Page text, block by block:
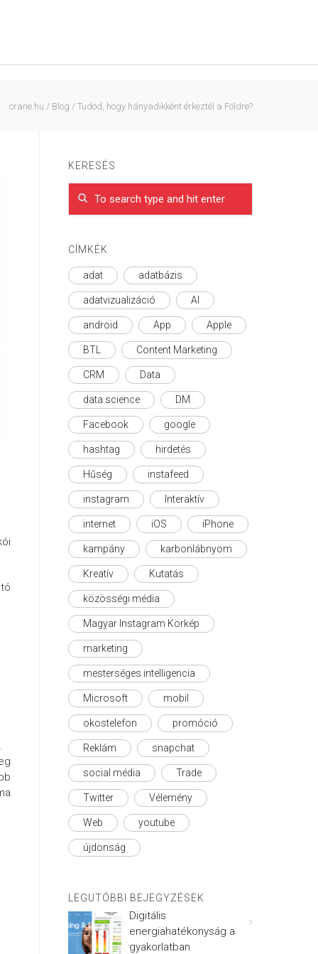
crane.hu / Blog / Tudod, hogy hányadikként érkeztél a Földre?
KERESÉS
CÍMKÉK
adat adatbázis
adatvizualizáció AI
android App Apple
BTL Content Marketing
CRM Data
data science DM
Facebook google
hashtag hirdetés
Hűség instafeed
instagram Interaktív
internet iOS iPhone
kampány karbonlábnyom
Kreatív Kutatás
közösségi média
Magyar Instagram Körkép
marketing
mesterséges intelligencia
Microsoft mobil
okostelefon promóció
Reklám snapchat
social média Trade
Twitter Vélemény
Web youtube
újdonság
LEGUTÓBBI BEJEGYZÉSEK
Digitális
energiahatékonyság a
gyakorlatban